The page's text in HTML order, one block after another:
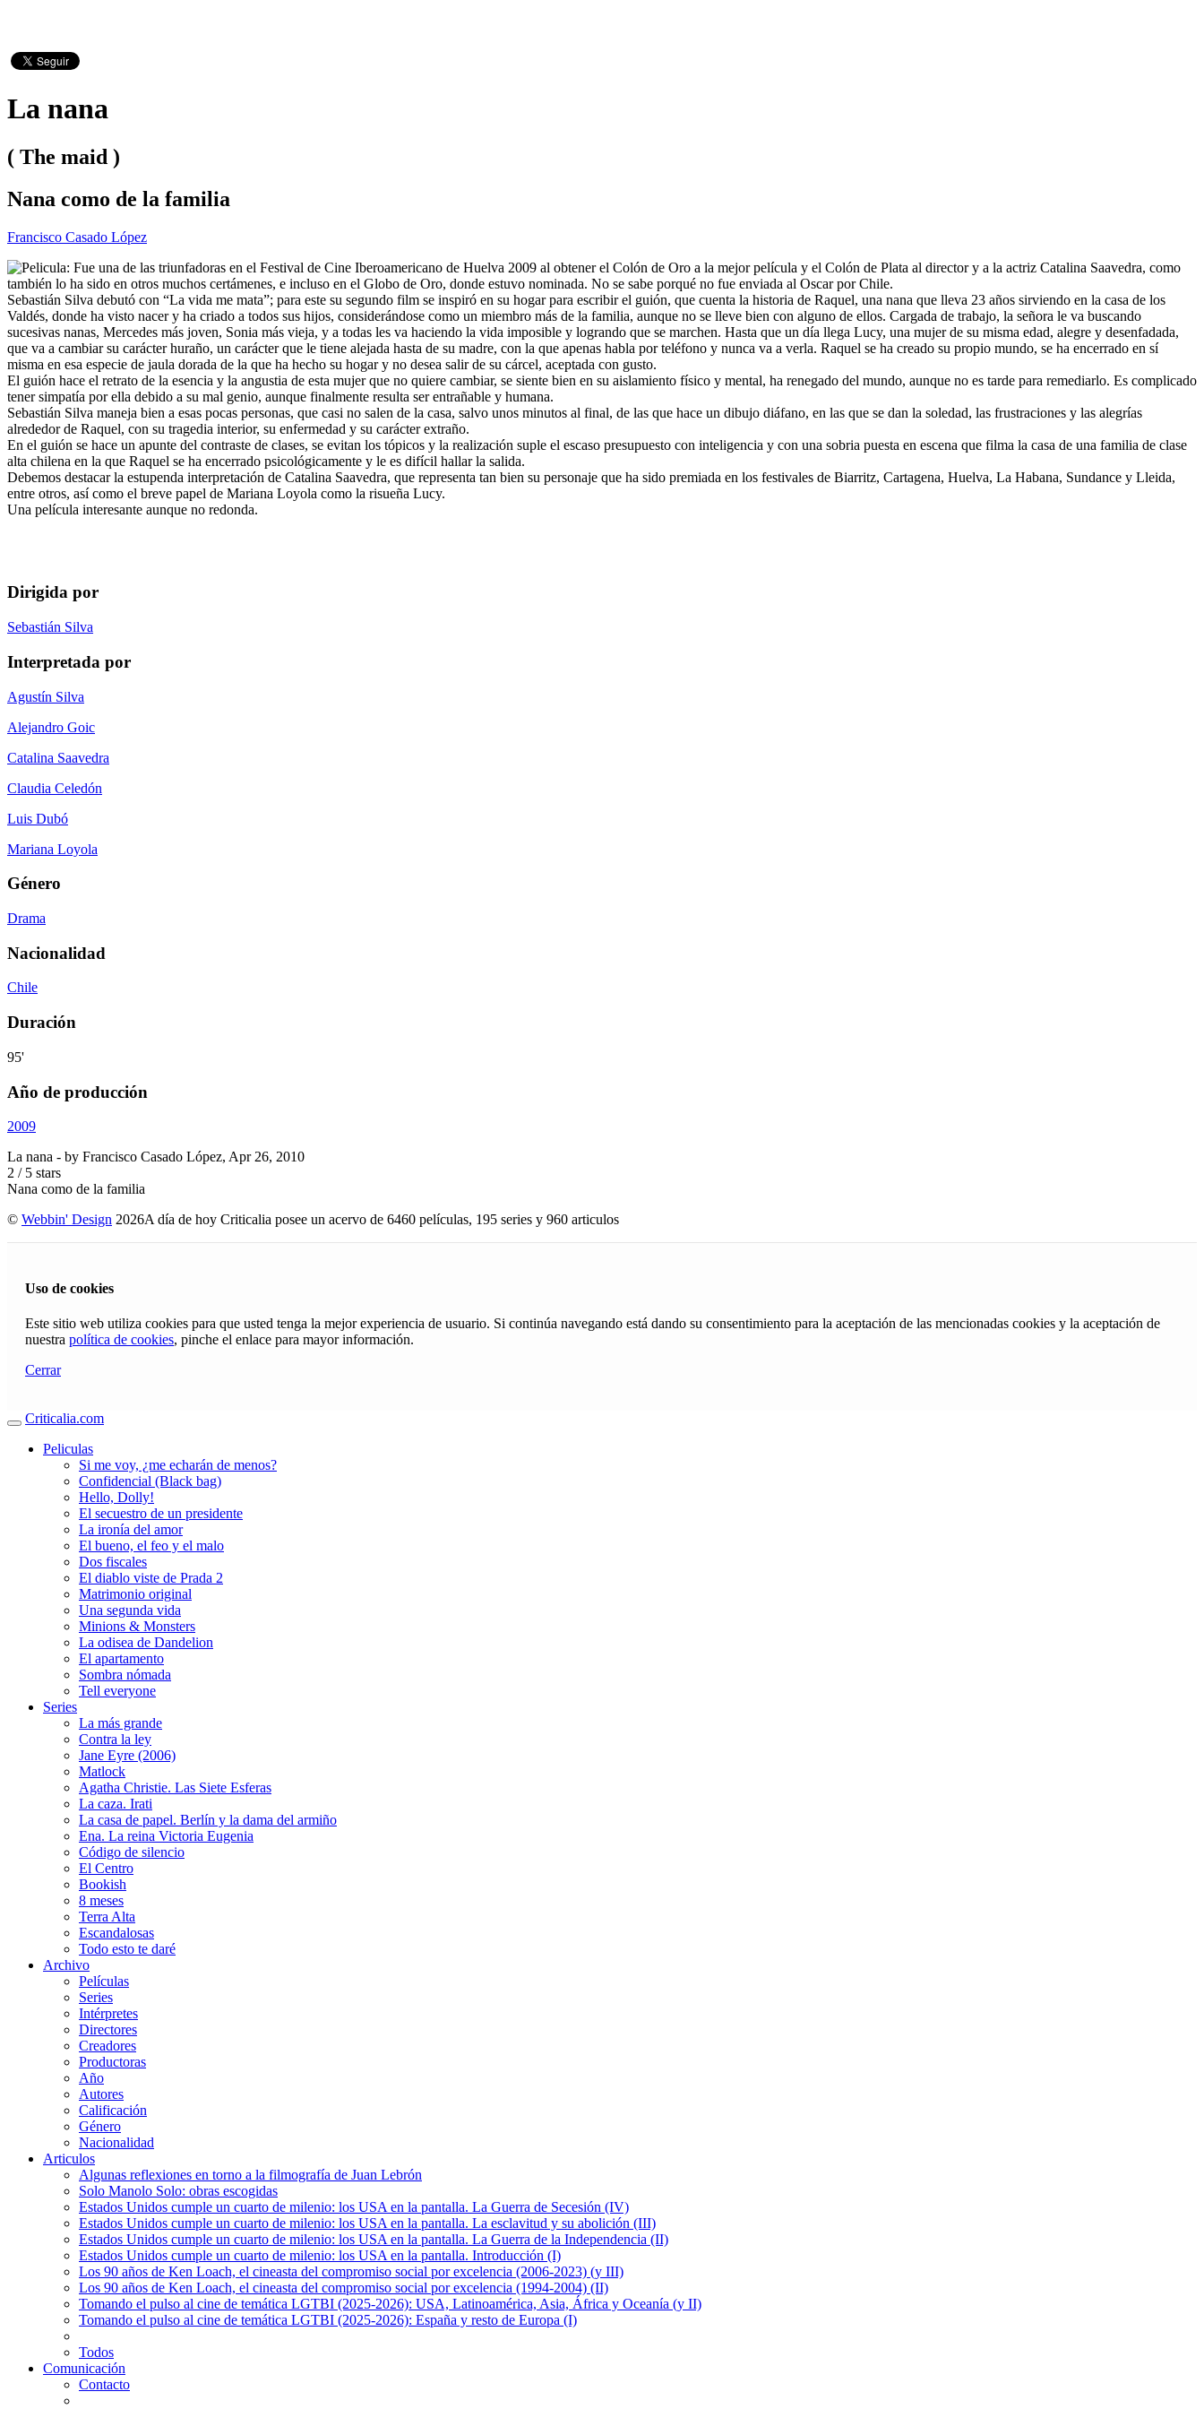
La nana
( The maid )
Nana como de la familia
Francisco Casado López
Fue una de las triunfadoras en el Festival de Cine Iberoamericano de Huelva 2009 al obtener el Colón de Oro a la mejor película y el Colón de Plata al director y a la actriz Catalina Saavedra, como
también lo ha sido en otros muchos certámenes, e incluso en el Globo de Oro, donde estuvo nominada. No se sabe porqué no fue enviada al Oscar por Chile.
Sebastián Silva debutó con “La vida me mata”; para este su segundo film se inspiró en su hogar para escribir el guión, que cuenta la historia de Raquel, una nana que lleva 23 años sirviendo en la casa de los
Valdés, donde ha visto nacer y ha criado a todos sus hijos, considerándose como un miembro más de la familia, aunque no se lleve bien con alguno de ellos. Cargada de trabajo, la señora le va buscando
sucesivas nanas, Mercedes más joven, Sonia más vieja, y a todas les va haciendo la vida imposible y logrando que se marchen. Hasta que un día llega Lucy, una mujer de su misma edad, alegre y desenfadada,
que va a cambiar su carácter huraño, un carácter que le tiene alejada hasta de su madre, con la que apenas habla por teléfono y nunca va a verla. Raquel se ha creado su propio mundo, se ha encerrado en sí
misma en esa especie de jaula dorada de la que ha hecho su hogar y no desea salir de su cárcel, aceptada con gusto.
El guión hace el retrato de la esencia y la angustia de esta mujer que no quiere cambiar, se siente bien en su aislamiento físico y mental, ha renegado del mundo, aunque no es tarde para remediarlo. Es complicado
tener simpatía por ella debido a su mal genio, aunque finalmente resulta ser entrañable y humana.
Sebastián Silva maneja bien a esas pocas personas, que casi no salen de la casa, salvo unos minutos al final, de las que hace un dibujo diáfano, en las que se dan la soledad, las frustraciones y las alegrías
alrededor de Raquel, con su tragedia interior, su enfermedad y su carácter extraño.
En el guión se hace un apunte del contraste de clases, se evitan los tópicos y la realización suple el escaso presupuesto con inteligencia y con una sobria puesta en escena que filma la casa de una familia de clase
alta chilena en la que Raquel se ha encerrado psicológicamente y le es difícil hallar la salida.
Debemos destacar la estupenda interpretación de Catalina Saavedra, que representa tan bien su personaje que ha sido premiada en los festivales de Biarritz, Cartagena, Huelva, La Habana, Sundance y Lleida,
entre otros, así como el breve papel de Mariana Loyola como la risueña Lucy.
Una película interesante aunque no redonda.
Dirigida por
Sebastián Silva
Interpretada por
Agustín Silva
Alejandro Goic
Catalina Saavedra
Claudia Celedón
Luis Dubó
Mariana Loyola
Género
Drama
Nacionalidad
Chile
Duración
95'
Año de producción
2009
La nana - by Francisco Casado López, Apr 26, 2010
2 / 5 stars
Nana como de la familia
© Webbin' Design 2026A día de hoy Criticalia posee un acervo de 6460 películas, 195 series y 960 articulos
Uso de cookies
Este sitio web utiliza cookies para que usted tenga la mejor experiencia de usuario. Si continúa navegando está dando su consentimiento para la aceptación de las mencionadas cookies y la aceptación de
nuestra política de cookies, pinche el enlace para mayor información.
Cerrar
Criticalia.com
Peliculas
Si me voy, ¿me echarán de menos?
Confidencial (Black bag)
Hello, Dolly!
El secuestro de un presidente
La ironía del amor
El bueno, el feo y el malo
Dos fiscales
El diablo viste de Prada 2
Matrimonio original
Una segunda vida
Minions & Monsters
La odisea de Dandelion
El apartamento
Sombra nómada
Tell everyone
Series
La más grande
Contra la ley
Jane Eyre (2006)
Matlock
Agatha Christie. Las Siete Esferas
La caza. Irati
La casa de papel. Berlín y la dama del armiño
Ena. La reina Victoria Eugenia
Código de silencio
El Centro
Bookish
8 meses
Terra Alta
Escandalosas
Todo esto te daré
Archivo
Películas
Series
Intérpretes
Directores
Creadores
Productoras
Año
Autores
Calificación
Género
Nacionalidad
Articulos
Algunas reflexiones en torno a la filmografía de Juan Lebrón
Solo Manolo Solo: obras escogidas
Estados Unidos cumple un cuarto de milenio: los USA en la pantalla. La Guerra de Secesión (IV)
Estados Unidos cumple un cuarto de milenio: los USA en la pantalla. La esclavitud y su abolición (III)
Estados Unidos cumple un cuarto de milenio: los USA en la pantalla. La Guerra de la Independencia (II)
Estados Unidos cumple un cuarto de milenio: los USA en la pantalla. Introducción (I)
Los 90 años de Ken Loach, el cineasta del compromiso social por excelencia (2006-2023) (y III)
Los 90 años de Ken Loach, el cineasta del compromiso social por excelencia (1994-2004) (II)
Tomando el pulso al cine de temática LGTBI (2025-2026): USA, Latinoamérica, Asia, África y Oceanía (y II)
Tomando el pulso al cine de temática LGTBI (2025-2026): España y resto de Europa (I)
Todos
Comunicación
Contacto